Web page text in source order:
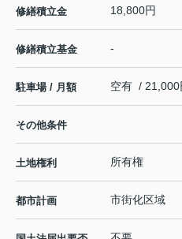
修繕積立金 18,800円
修繕積立基金 -
駐車場 / 月額 空有 / 21,000
その他条件
土地権利 所有権
都市計画 市街化区域